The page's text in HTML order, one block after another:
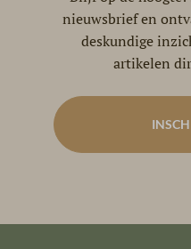
nieuwsbrief en
deskundige
artikelen